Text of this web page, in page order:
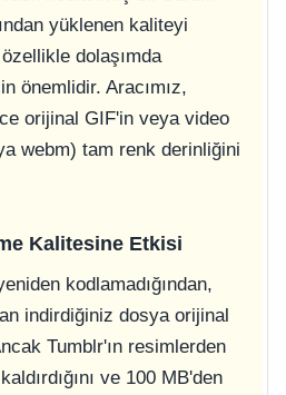
yüklenen kaliteyi
dolaşımda
önemlidir. Aracımız,
orijinal GIF'in veya video
webm) tam renk derinliğini
Kalitesine Etkisi
kodlamadığından,
indirdiğiniz dosya orijinal
Tumblr'ın resimlerden
ve 100 MB'den